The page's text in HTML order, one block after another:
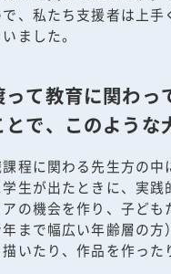
、私たち支援者は上
ました。
て教育に関わ
で、このような
に関わる先生方の中
生が出たときに、実
の機会を作り、子ど
まで幅広い年齢層の
いたり、作品を作っ